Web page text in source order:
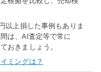
以上損した事例もありま
は、AI査定等で常に
おきましょう。
ミングは？